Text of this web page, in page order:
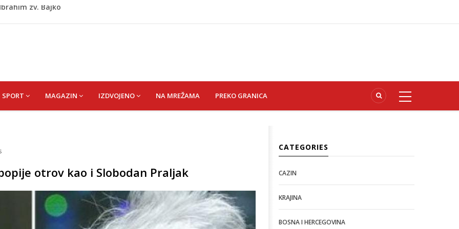
i očuvanje radnih mjesta
zv. Bajko
SPORT MAGAZIN IZDVOJENO NA MREŽAMA PREKO GRANICA
otrov kao i Slobodan Praljak
CATEGORIES
CAZIN
KRAJINA
BOSNA I HERCEGOVINA